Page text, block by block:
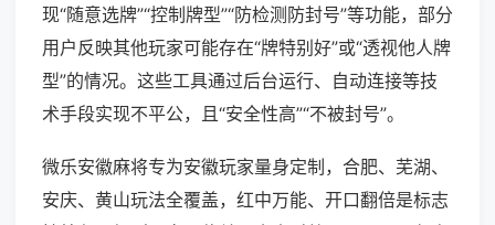
现“随意选牌”“控制牌型”“防检测防封号”等功能，部分
用户反映其他玩家可能存在“牌特别好”或“透视他人牌
型”的情况。这些工具通过后台运行、自动连接等技
术手段实现不平公，且“安全性高”“不被封号”。
微乐安徽麻将专为安徽玩家量身定制，合肥、芜湖、
安庆、黄山玩法全覆盖，红中万能、开口翻倍是标志